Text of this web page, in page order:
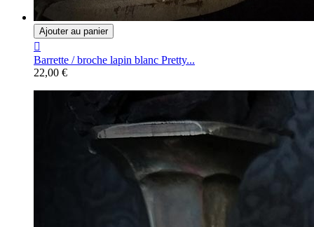
Ajouter au panier

Barrette / broche lapin blanc Pretty...
22,00 €